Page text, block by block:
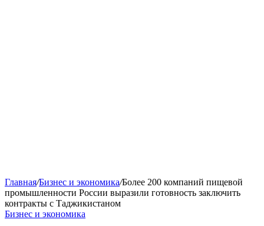
Главная/Бизнес и экономика/Более 200 компаний пищевой
промышленности России выразили готовность заключить
контракты с Таджикистаном
Бизнес и экономика